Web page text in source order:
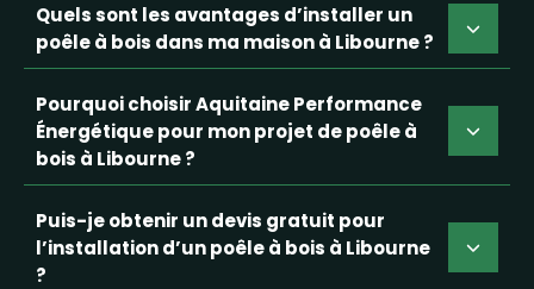
Quels sont les avantages d’installer un
poêle à bois dans ma maison à Libourne ?
Pourquoi choisir Aquitaine Performance
Énergétique pour mon projet de poêle à
bois à Libourne ?
Puis-je obtenir un devis gratuit pour
l’installation d’un poêle à bois à Libourne
?